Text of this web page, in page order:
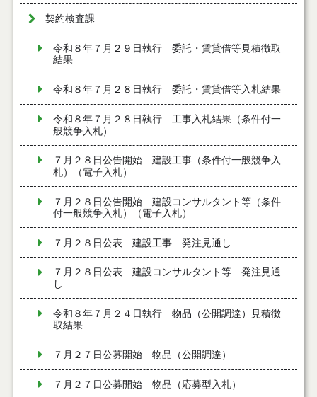
契約検査課
令和８年７月２９日執行 委託・賃貸借等見積徴取
結果
令和８年７月２８日執行 委託・賃貸借等入札結果
令和８年７月２８日執行 工事入札結果（条件付一
般競争入札）
７月２８日公告開始 建設工事（条件付一般競争入
札）（電子入札）
７月２８日公告開始 建設コンサルタント等（条件
付一般競争入札）（電子入札）
７月２８日公表 建設工事 発注見通し
７月２８日公表 建設コンサルタント等 発注見通
し
令和８年７月２４日執行 物品（公開調達）見積徴
取結果
７月２７日公募開始 物品（公開調達）
７月２７日公募開始 物品（応募型入札）